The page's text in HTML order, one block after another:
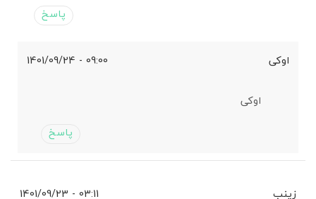
پاسخ
اوکی 09:00 - 1401/09/24
اوکی
پاسخ
زینب 03:11 - 1401/09/23